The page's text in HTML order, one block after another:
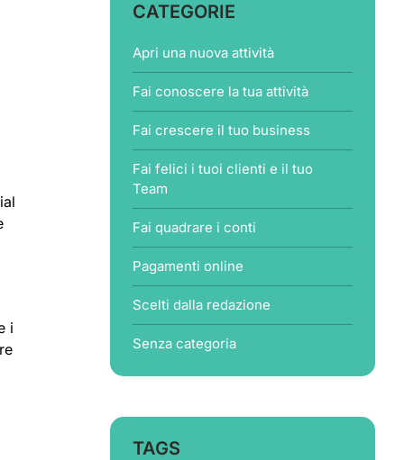
i
CATEGORIE
Apri una nuova attività
Fai conoscere la tua attività
Fai crescere il tuo business
Fai felici i tuoi clienti e il tuo
Team
Fai quadrare i conti
Pagamenti online
Scelti dalla redazione
Senza categoria
TAGS